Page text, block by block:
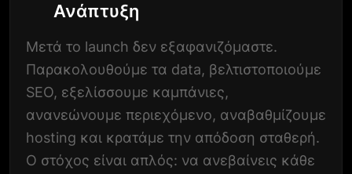
Ανάπτυξη
Μετά το launch δεν εξαφανιζόμαστε.
Παρακολουθούμε τα data, βελτιστοποιούμε
SEO, εξελίσσουμε καμπάνιες,
ανανεώνουμε περιεχόμενο, αναβαθμίζουμε
hosting και κρατάμε την απόδοση σταθερή.
Ο στόχος είναι απλός: να ανεβαίνεις κάθε